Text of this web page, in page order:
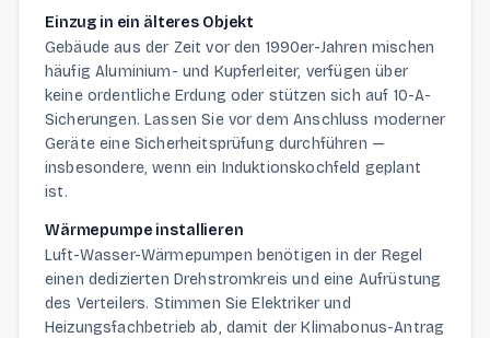
Einzug in ein älteres Objekt
Gebäude aus der Zeit vor den 1990er-Jahren mischen
häufig Aluminium- und Kupferleiter, verfügen über
keine ordentliche Erdung oder stützen sich auf 10-A-
Sicherungen. Lassen Sie vor dem Anschluss moderner
Geräte eine Sicherheitsprüfung durchführen —
insbesondere, wenn ein Induktionskochfeld geplant
ist.
Wärmepumpe installieren
Luft-Wasser-Wärmepumpen benötigen in der Regel
einen dedizierten Drehstromkreis und eine Aufrüstung
des Verteilers. Stimmen Sie Elektriker und
Heizungsfachbetrieb ab, damit der Klimabonus-Antrag